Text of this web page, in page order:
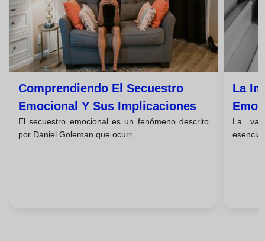
Comprendiendo El Secuestro
Emocional Y Sus Implicaciones
El secuestro emocional es un fenómeno descrito
por Daniel Goleman que ocurr...
La
La